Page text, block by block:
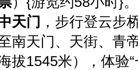
天门 ，步行登云步
南天门、天街、青
拔1545米），体验